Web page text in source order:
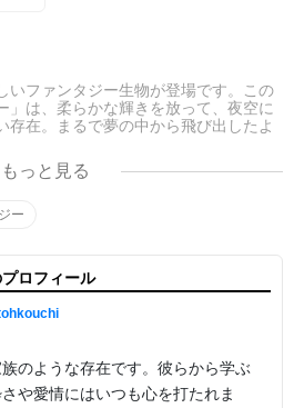
いファンタジー生物が登場です。この
」は、柔らかな輝きを放って、夜空に
存在。まるで夢の中から飛び出したよ
ること間違いなし！✨
もっと見る
ー
ロフィール
のような存在です。彼らから学ぶ
や愛情にはいつも心を打たれま